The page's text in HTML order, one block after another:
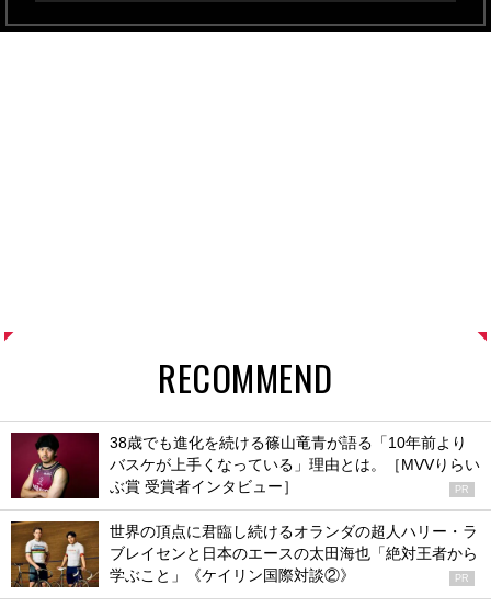
RECOMMEND
38歳でも進化を続ける篠山竜青が語る「10年前より
バスケが上手くなっている」理由とは。［MVVりらい
ぶ賞 受賞者インタビュー］
PR
世界の頂点に君臨し続けるオランダの超人ハリー・ラ
ブレイセンと日本のエースの太田海也「絶対王者から
学ぶこと」《ケイリン国際対談②》
PR